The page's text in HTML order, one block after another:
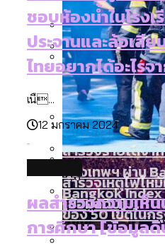
ปัญหาอะไรที่ ส.ก
Vote62 ขอบคุณ
สังเกตการณ์กา
เรียนที่เราได้รับ
พัทยา
กทม. มีอำนาจแค่
2569) ของ กทม.
ทำอะไรบ้าง
สำรวจงบประมา
ผ่าน Bangkok
สำรวจรายได้จา
กรุงเทพฯ ผ่าน
กรุงเทพฯ เมือง
กรุงเทพฯ เมือง
คนตายมากกว่าค
สูงอายุระดับสุด
Bangkok
ของ 50 เขตในก
สำรวจเหตุไฟไห
[ข้อมูลดิบ]
ชอบห้องน้ำในโรง
ประจานและล้อเลี
ไทยอยากได้อะไร
เนื...
12 มกราคม 2024
ผลสำรวจความเห็
การศึกษา [ข้อมูล